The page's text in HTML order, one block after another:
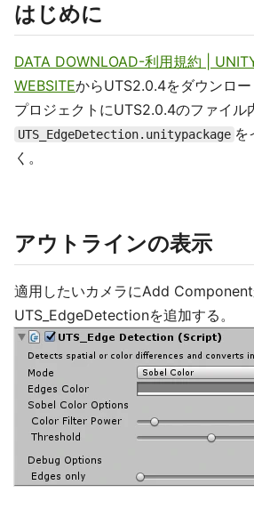
はじめに
DATA DOWNLOAD-利用規約 |
WEBSITEからUTS2.0.4をダウンロー
プロジェクトにUTS2.0.4のファイル
UTS_EdgeDetection.unitypackage を
く。
アウトラインの表示
適用したいカメラにAdd
UTS_EdgeDetectionを追加する。